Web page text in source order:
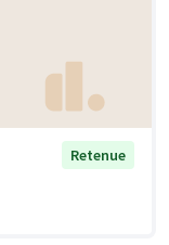
Retenue